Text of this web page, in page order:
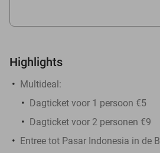
Highlights
Multideal:
Dagticket voor 1 persoon €5
Dagticket voor 2 personen €9
Entree tot Pasar Indonesia in de